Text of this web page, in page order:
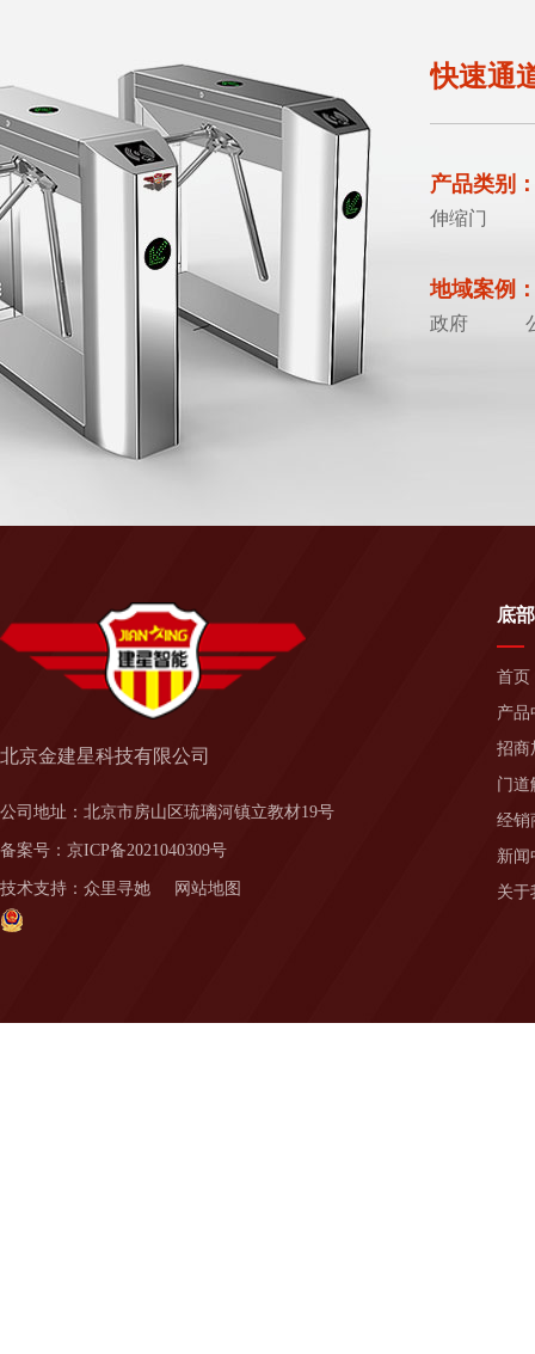
快速通
产品类别
伸缩门
地域案例
政府
北京金建星科技有限公司
公司地址：北京市房山区琉璃河镇立教材19号
备案号： 京ICP备2021040309号
技术支持： 众里寻她 网站地图
底
首页
产品
招商
门道
经销
新闻
关于